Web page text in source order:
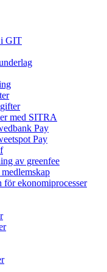
i GIT
med SITRA
Pay
Pay
av greenfee
för ekonomiprocesser